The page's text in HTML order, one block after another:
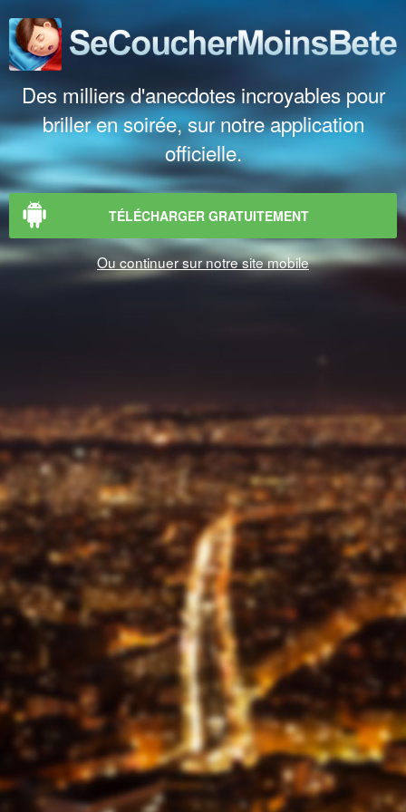
Des milliers d'anecdotes incroyables pour
briller en soirée, sur notre application
officielle.
TÉLÉCHARGER GRATUITEMENT
Ou continuer sur notre site mobile